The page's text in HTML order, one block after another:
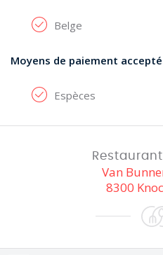
Belge
Moyens de paiement
Espèces
Van
8300